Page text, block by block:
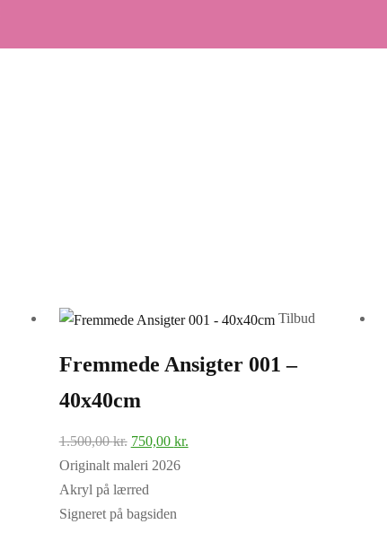
Tilbud
Fremmede Ansigter 001 –
40x40cm
1.500,00kr. Den
oprindelige
pris
var:
750,00 kr.
Originalt maleri 2026
Akryl på lærred
Signeret på bagsiden